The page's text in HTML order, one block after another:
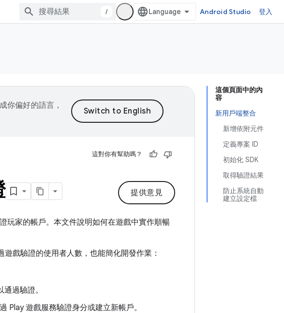
/ Android Studio 登入
這個頁面中的內
容
新用戶端整合
新增依附元件
定義專案 ID
初始化 SDK
取得驗證結果
防止系統自動
建立設定檔
你偏好的語言，
這對你有幫助嗎？
提供意見
玩家的帳戶。本文件說明如何在遊戲中實作順暢
戲驗證的使用者人數，也能簡化開發作業：
過驗證。
Play 遊戲服務驗證身分或建立新帳戶。